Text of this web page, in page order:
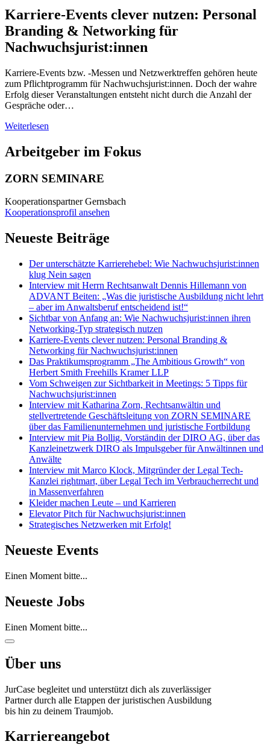
Karriere-Events clever nutzen: Personal
Branding & Networking für
Nachwuchsjurist:innen
Karriere-Events bzw. -Messen und Netzwerktreffen gehören heute
zum Pflichtprogramm für Nachwuchsjurist:innen. Doch der wahre
Erfolg dieser Veranstaltungen entsteht nicht durch die Anzahl der
Gespräche oder…
Weiterlesen
Arbeitgeber im Fokus
ZORN SEMINARE
Kooperationspartner Gernsbach
Kooperationsprofil ansehen
Neueste Beiträge
Der unterschätzte Karrierehebel: Wie Nachwuchsjurist:innen
klug Nein sagen
Interview mit Herrn Rechtsanwalt Dennis Hillemann von
ADVANT Beiten: „Was die juristische Ausbildung nicht lehrt
– aber im Anwaltsberuf entscheidend ist!“
Sichtbar von Anfang an: Wie Nachwuchsjurist:innen ihren
Networking-Typ strategisch nutzen
Karriere-Events clever nutzen: Personal Branding &
Networking für Nachwuchsjurist:innen
Das Praktikumsprogramm „The Ambitious Growth“ von
Herbert Smith Freehills Kramer LLP
Vom Schweigen zur Sichtbarkeit in Meetings: 5 Tipps für
Nachwuchsjurist:innen
Interview mit Katharina Zorn, Rechtsanwältin und
stellvertretende Geschäftsleitung von ZORN SEMINARE
über das Familienunternehmen und juristische Fortbildung
Interview mit Pia Bollig, Vorständin der DIRO AG, über das
Kanzleinetzwerk DIRO als Impulsgeber für Anwältinnen und
Anwälte
Interview mit Marco Klock, Mitgründer der Legal Tech-
Kanzlei rightmart, über Legal Tech im Verbraucherrecht und
in Massenverfahren
Kleider machen Leute – und Karrieren
Elevator Pitch für Nachwuchsjurist:innen
Strategisches Netzwerken mit Erfolg!
Neueste Events
Einen Moment bitte...
Neueste Jobs
Einen Moment bitte...
Über uns
JurCase begleitet und unterstützt dich als zuverlässiger
Partner durch alle Etappen der juristischen Ausbildung
bis hin zu deinem Traumjob.
Karriereangebot